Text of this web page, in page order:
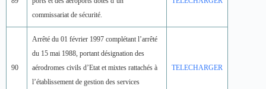
commissariat de sécurité.
90
Arrêté du 01 février 1997 complétant l’arrêté
du 15 mai 1988, portant désignation des
aérodromes civils d’Etat et mixtes rattachés à
l’établissement de gestion des services
TELECHARGER